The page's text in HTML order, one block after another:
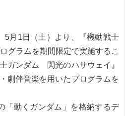
5月1日（土）より、『機動戦士
グラムを期間限定で実施するこ
ガンダム 閃光のハサウェイ』
劇伴音楽を用いたプログラムを
「動くガンダム」を格納するデ